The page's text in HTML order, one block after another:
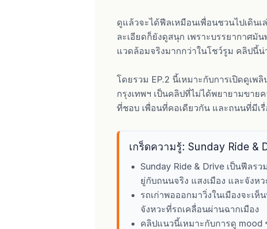
ดูแล้วจะได้ฟีลเหมือนเพื่อนชวนไปเดิน
ละเอียดก็ยังดูสนุก เพราะบรรยากาศมั
แวดล้อมจริงมากกว่าในโชว์รูม คลิปนี้
โดยรวม EP.2 นี้เหมาะกับการเปิดดูเพ
กรุงเทพฯ เป็นคลิปที่ไม่ได้พยายามขา
ที่ชอบ เพื่อนที่คอเดียวกัน และถนนที่มีเ
เกร็ดความรู้: Sunday Ride &
Sunday Ride & Drive เป็นฟีลร
ยู่กับถนนจริง แสงเมือง และจังหว
รถเก่าพอออกมาวิ่งในเมืองจะเ
จังหวะที่รถเคลื่อนผ่านฉากเมือง
คลิปแนวนี้เหมาะกับการดู mood